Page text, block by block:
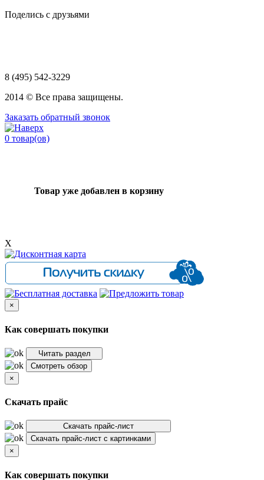
Поделись с друзьями
8 (495) 542-3229
2014 © Все права защищены.
Заказать обратный звонок
0 товар(ов)
Товар уже добавлен в корзину
X
×
Как совершать покупки
Читать раздел
Смотреть обзор
×
Скачать прайс
Скачать прайс-лист
Скачать прайс-лист с картинками
×
Как совершать покупки